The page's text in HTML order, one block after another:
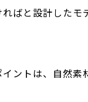
ばと設計した
ントは、自然